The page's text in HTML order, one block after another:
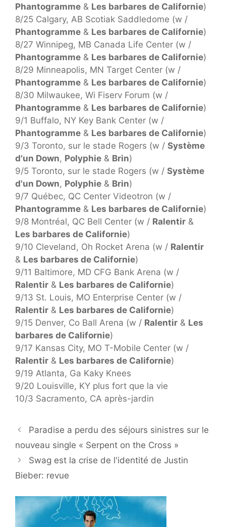
Phantogramme & Les barbares de Californie)
8/25 Calgary, AB Scotiak Saddledome (w /
Phantogramme & Les barbares de Californie)
8/27 Winnipeg, MB Canada Life Center (w /
Phantogramme & Les barbares de Californie)
8/29 Minneapolis, MN Target Center (w /
Phantogramme & Les barbares de Californie)
8/30 Milwaukee, Wi Fiserv Forum (w /
Phantogramme & Les barbares de Californie)
9/1 Buffalo, NY Key Bank Center (w /
Phantogramme & Les barbares de Californie)
9/3 Toronto, sur le stade Rogers (w / Système
d'un Down, Polyphie & Brin)
9/5 Toronto, sur le stade Rogers (w / Système
d'un Down, Polyphie & Brin)
9/7 Québec, QC Center Videotron (w /
Phantogramme & Les barbares de Californie)
9/8 Montréal, QC Bell Center (w / Ralentir &
Les barbares de Californie)
9/10 Cleveland, Oh Rocket Arena (w / Ralentir
& Les barbares de Californie)
9/11 Baltimore, MD CFG Bank Arena (w /
Ralentir & Les barbares de Californie)
9/13 St. Louis, MO Enterprise Center (w /
Ralentir & Les barbares de Californie)
9/15 Denver, Co Ball Arena (w / Ralentir & Les
barbares de Californie)
9/17 Kansas City, MO T-Mobile Center (w /
Ralentir & Les barbares de Californie)
9/19 Atlanta, Ga Kaky Knees
9/20 Louisville, KY plus fort que la vie
10/3 Sacramento, CA après-jardin
Paradise a perdu des séjours sinistres sur le
nouveau single « Serpent on the Cross »
Swag est la crise de l'identité de Justin
Bieber: revue